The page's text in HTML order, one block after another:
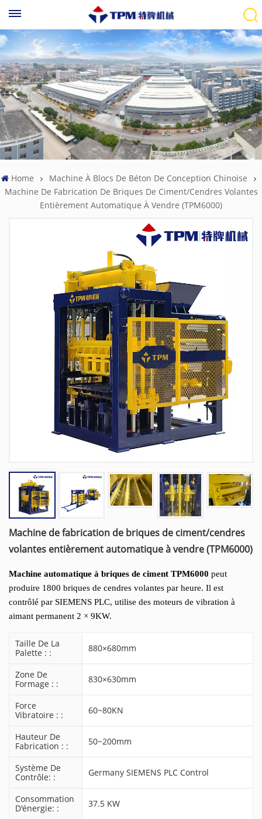
Home
Machine À Blocs De Béton De Conception Chinoise
Machine De Fabrication De Briques De Ciment/cendres Volantes
Entièrement Automatique À Vendre (TPM6000)
Machine de fabrication de briques de ciment/cendres
volantes entièrement automatique à vendre (TPM6000)
Machine automatique à briques de ciment TPM6000 peut
produire 1800 briques de cendres volantes par heure. Il est
contrôlé par SIEMENS PLC, utilise des moteurs de vibration à
aimant permanent 2 × 9KW.
Taille De La
Palette : :
880×680mm
Zone De
Formage : :
830×630mm
Force
Vibratoire : :
60~80KN
Hauteur De
Fabrication : :
50~200mm
Système De
Contrôle: :
Germany SIEMENS PLC Control
Consommation
D'énergie: :
37.5 KW